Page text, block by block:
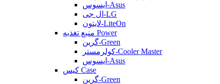
ایسوس-Asus
ال جی-LG
لایتون-LiteOn
منبع تغذیه Power
گرین-Green
کولرمستر-Cooler Master
ایسوس-Asus
کیس Case
گرین-Green